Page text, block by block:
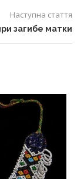
Наступна стаття
загибе матки